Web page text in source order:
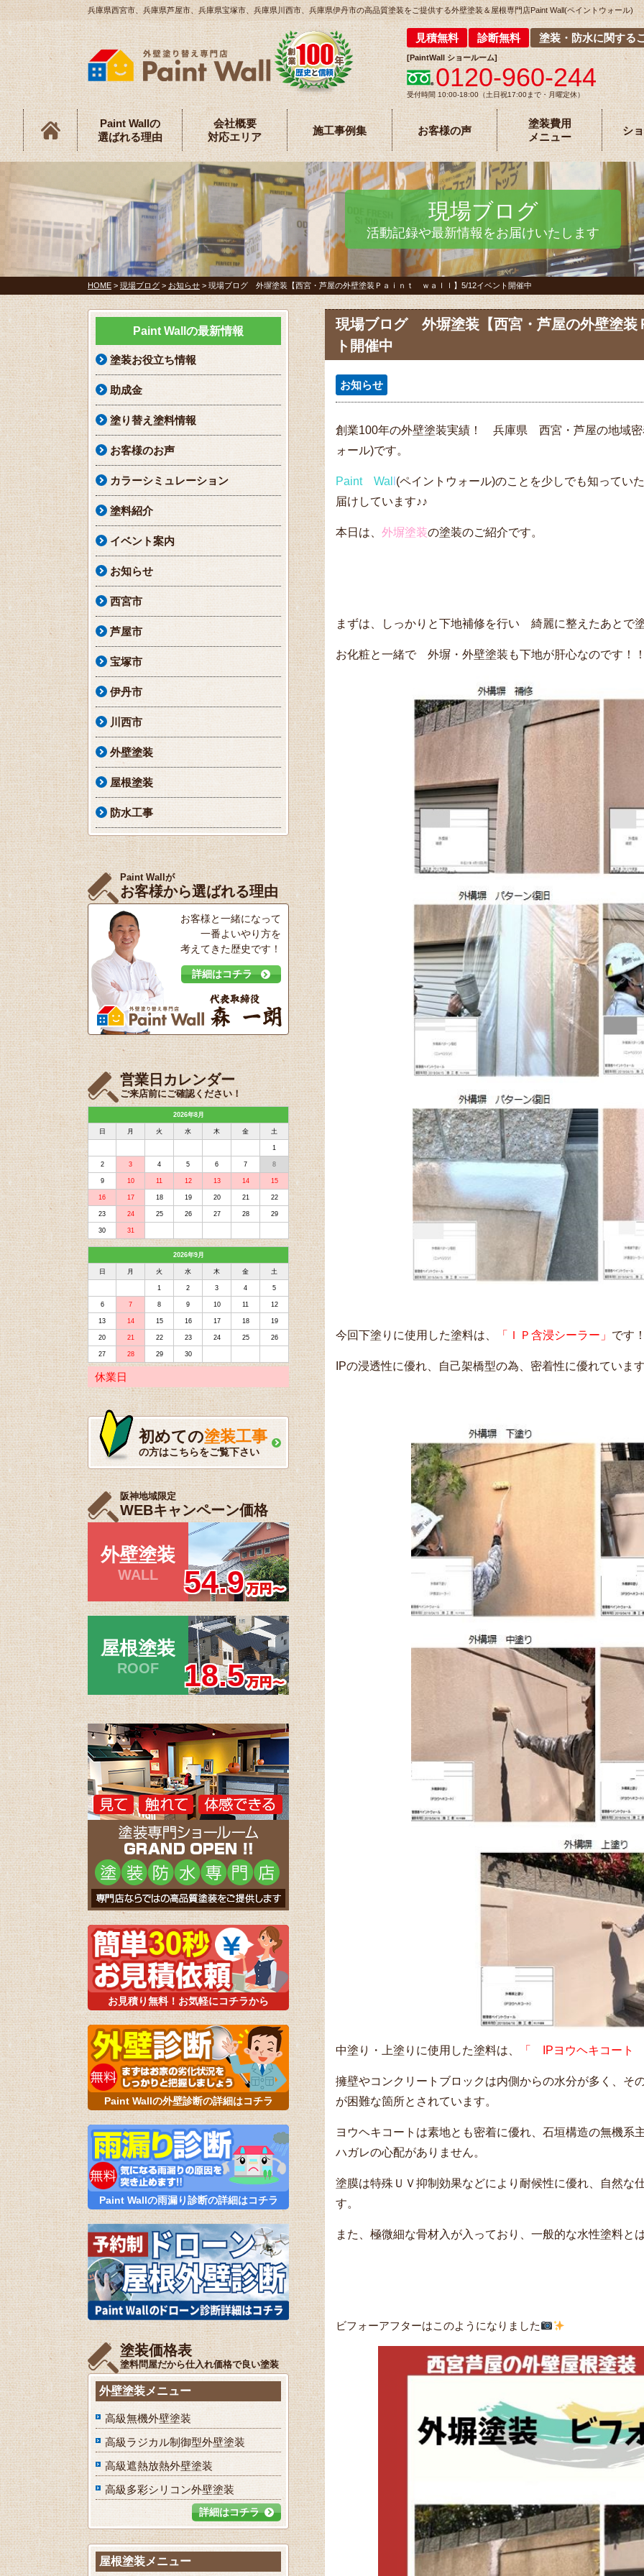
兵庫県西宮市、兵庫県芦屋市、兵庫県宝塚市、兵庫県川西市、兵庫県伊丹市の高品質塗装をご提供する外壁塗装＆屋根専門店Paint Wall(ペイントウォール)
見積無料 診断無料 塗装・防水に関する
[PaintWall ショールーム]
0120-960-244
受付時間 10:00-18:00（土日祝17:00まで・月曜定休）
Paint Wallの
選ばれる理由
会社概要
対応エリア
施工事例集 お客様の声
塗装費用
メニュー
シ
現場ブログ
活動記録や最新情報をお届けいたします
HOME > 現場ブログ > お知らせ > 現場ブログ 外塀塗装【西宮・芦屋の外壁塗装Ｐａｉｎｔ ｗａｌｌ】5/12イベント開催中
現場ブログ 外塀塗装【西宮・芦屋の外壁塗
ト開催中
お知らせ
創業100年の外壁塗装実績！ 兵庫県 西宮・芦屋の地域
ォール)です。
Paint Wal (ペイントウォール)のことを少しでも知ってい
届けしています♪♪
本日は、 外塀塗装の塗装のご紹介です。
まずは、しっかりと下地補修を行い 綺麗に整えたあとで
お化粧と一緒で 外塀・外壁塗装も下地が肝心なのです！
今回下塗りに使用した塗料は、 「ＩＰ含浸シーラー」 です
IPの浸透性に優れ、自己架橋型の為、密着性に優れていま
中塗り・上塗りに使用した塗料は、 「 IPヨウヘキコート
擁壁やコンクリートブロックは内側からの水分が多く、そ
が困難な箇所とされています。
ヨウヘキコートは素地とも密着に優れ、石垣構造の無機系
ハガレの心配がありません。
塗膜は特殊ＵＶ抑制効果などにより耐候性に優れ、自然な
す。
また、極微細な骨材入が入っており、一般的な水性塗料と
ビフォーアフターはこのようになりました
Paint Wallの最新情報
塗装お役立ち情報
助成金
塗り替え塗料情報
お客様のお声
カラーシミュレーション
塗料紹介
イベント案内
お知らせ
西宮市
芦屋市
宝塚市
伊丹市
川西市
外壁塗装
屋根塗装
防水工事
Paint Wallが
お客様から選ばれる理由
お客様と一緒になって
一番よいやり方を
考えてきた歴史です！
詳細はコチラ
営業日カレンダー
ご来店前にご確認ください！
2026年8月
日 月 火 水 木 金 土
1
2 3 4 5 6 7 8
9 10 11 12 13 14 15
16 17 18 19 20 21 22
23 24 25 26 27 28 29
30 31
2026年9月
日 月 火 水 木 金 土
1 2 3 4 5
6 7 8 9 10 11 12
13 14 15 16 17 18 19
20 21 22 23 24 25 26
27 28 29 30
休業日
初めての塗装工事
の方はこちらをご覧下さい
阪神地域限定
WEBキャンペーン価格
外壁塗装
WALL 54.9
屋根塗装
ROOF 18.5
お見積り無料！お気軽にコチラから
Paint Wallの外壁診断の詳細はコチラ
Paint Wallの雨漏り診断の詳細はコチラ
塗装価格表
塗料問屋だから仕入れ価格で良い塗装
外壁塗装メニュー
高級無機外壁塗装
高級ラジカル制御型外壁塗装
高級遮熱放熱外壁塗装
高級多彩シリコン外壁塗装
詳細はコチラ
屋根塗装メニュー